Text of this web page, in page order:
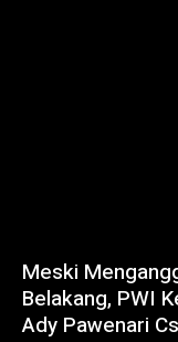
Meski
Belakang, PWI
Ady Pawenari Cs